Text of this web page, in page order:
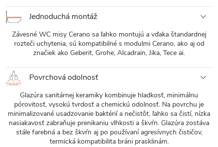
Jednoduchá montáž
Závesné WC misy Cerano sa ľahko montujú a vďaka štandardnej
rozteči uchytenia, sú kompatibilné s modulmi Cerano, ako aj od
značiek ako Geberit, Grohe, Alcadrain, Jika, Tece ai.
Povrchová odolnosť
Glazúra sanitárnej keramiky kombinuje hladkosť, minimálnu
pórovitosť, vysokú tvrdosť a chemickú odolnosť. Na povrchu je
minimalizované usadzovanie baktérií a nečistôt, ľahko sa čistí, nízka
nasiakavosť zabraňuje prenikaniu vlhkosti a škvŕn. Glazúra zostáva
stále farebná a bez škvŕn aj po používaní agresívnych čističov,
termická kompatibilita bráni prasklinám.